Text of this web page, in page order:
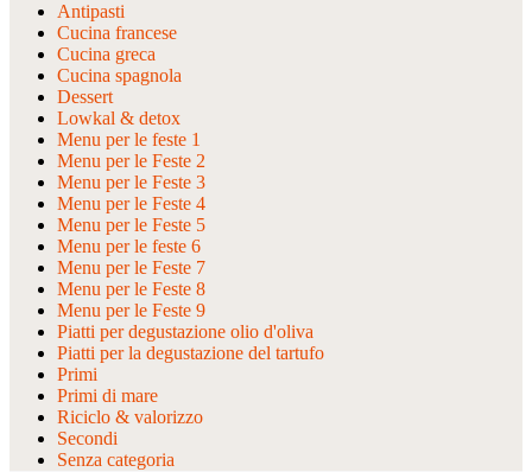
Antipasti
Cucina francese
Cucina greca
Cucina spagnola
Dessert
Lowkal & detox
Menu per le feste 1
Menu per le Feste 2
Menu per le Feste 3
Menu per le Feste 4
Menu per le Feste 5
Menu per le feste 6
Menu per le Feste 7
Menu per le Feste 8
Menu per le Feste 9
Piatti per degustazione olio d'oliva
Piatti per la degustazione del tartufo
Primi
Primi di mare
Riciclo & valorizzo
Secondi
Senza categoria